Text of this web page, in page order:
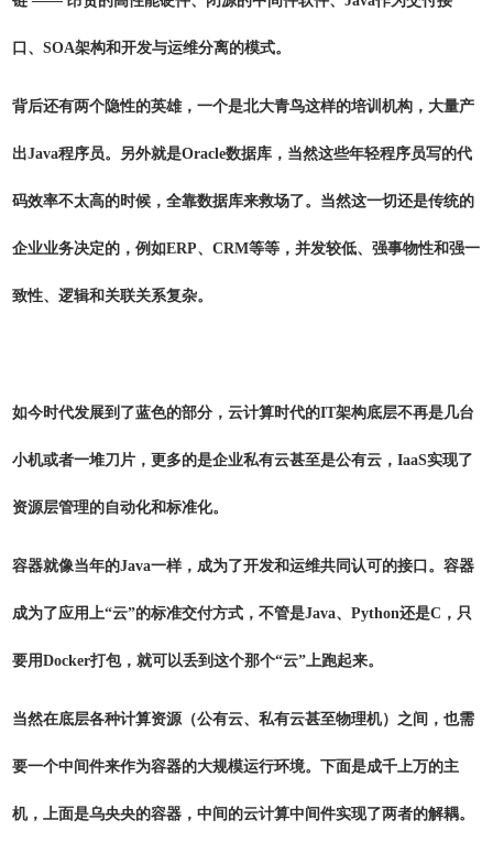
口、SOA架构和开发与运维分离的模式。
背后还有两个隐性的英雄，一个是北大青鸟这样的培训机构，大量产
出Java程序员。另外就是Oracle数据库，当然这些年轻程序员写的代
码效率不太高的时候，全靠数据库来救场了。当然这一切还是传统的
企业业务决定的，例如ERP、CRM等等，并发较低、强事物性和强一
致性、逻辑和关联关系复杂。
如今时代发展到了蓝色的部分，云计算时代的IT架构底层不再是几台
小机或者一堆刀片，更多的是企业私有云甚至是公有云，IaaS实现了
资源层管理的自动化和标准化。
容器就像当年的Java一样，成为了开发和运维共同认可的接口。容器
成为了应用上“云”的标准交付方式，不管是Java、Python还是C，只
要用Docker打包，就可以丢到这个那个“云”上跑起来。
当然在底层各种计算资源（公有云、私有云甚至物理机）之间，也需
要一个中间件来作为容器的大规模运行环境。下面是成千上万的主
机，上面是乌央央的容器，中间的云计算中间件实现了两者的解耦。